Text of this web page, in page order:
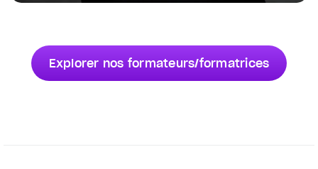
Explorer nos formateurs/formatrices